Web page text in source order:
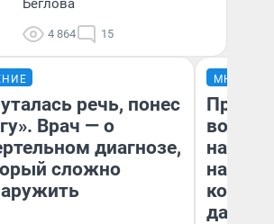
Беглова
4 864 15
речь, понес
Врач — о
диагнозе,
сложно
МНЕНИЕ
нам
даже